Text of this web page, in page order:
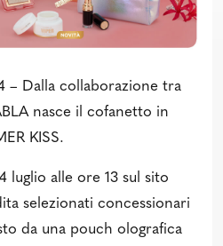
– Dalla collaborazione tra
nasce il cofanetto in
KISS.
luglio alle ore 13 sul sito
selezionati concessionari
da una pouch olografica